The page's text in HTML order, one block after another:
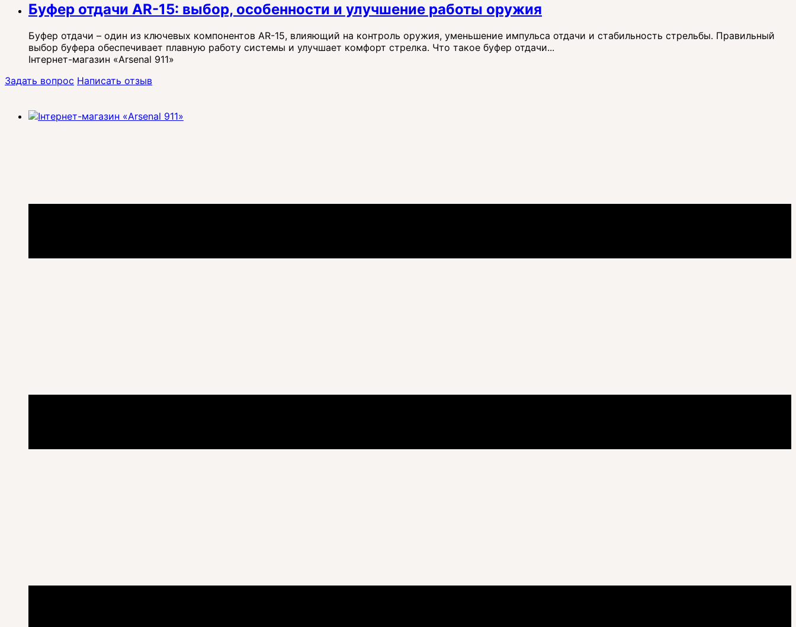
Буфер отдачи AR-15: выбор, особенности и улучшение работы оружия
Буфер отдачи – один из ключевых компонентов AR-15, влияющий на контроль оружия, уменьшение импульса отдачи и стабильность стрельбы. Правильный
выбор буфера обеспечивает плавную работу системы и улучшает комфорт стрелка. Что такое буфер отдачи...
Інтернет-магазин «Arsenal 911»
Задать вопрос Написать отзыв